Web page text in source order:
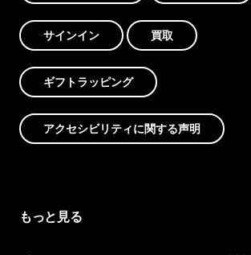
サインイン 買取
ギフトラッピング
アクセシビリティに関する声明
もっと見る